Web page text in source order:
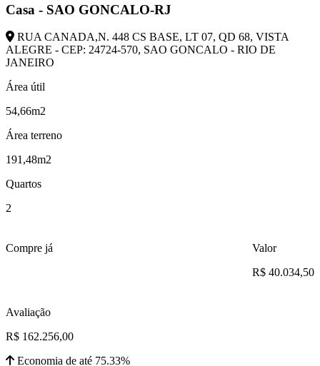
Casa - SAO GONCALO-RJ
RUA CANADA,N. 448 CS BASE, LT 07, QD 68, VISTA
ALEGRE - CEP: 24724-570, SAO GONCALO - RIO DE
JANEIRO
Área útil
54,66m2
Área terreno
191,48m2
Quartos
2
Compre já
Valor
R$ 40.034,50
Avaliação
R$ 162.256,00
Economia de até 75.33%